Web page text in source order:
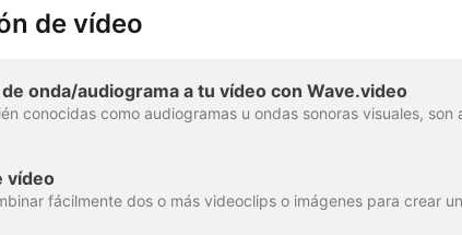
de vídeo
onda/audiograma a tu vídeo con Wave.video
vídeo